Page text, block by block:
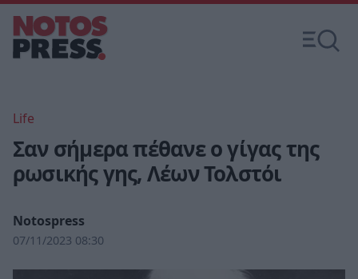
Life
Σαν σήμερα πέθανε ο γίγας της
ρωσικής γης, Λέων Τολστόι
Notospress
07/11/2023 08:30